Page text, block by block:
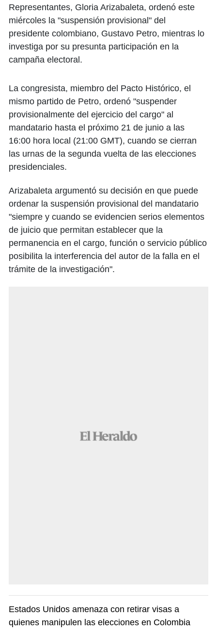
Representantes, Gloria Arizabaleta, ordenó este
miércoles la "suspensión provisional" del
presidente colombiano, Gustavo Petro, mientras lo
investiga por su presunta participación en la
campaña electoral.
La congresista, miembro del Pacto Histórico, el
mismo partido de Petro, ordenó "suspender
provisionalmente del ejercicio del cargo" al
mandatario hasta el próximo 21 de junio a las
16:00 hora local (21:00 GMT), cuando se cierran
las urnas de la segunda vuelta de las elecciones
presidenciales.
Arizabaleta argumentó su decisión en que puede
ordenar la suspensión provisional del mandatario
"siempre y cuando se evidencien serios elementos
de juicio que permitan establecer que la
permanencia en el cargo, función o servicio público
posibilita la interferencia del autor de la falla en el
trámite de la investigación".
Estados Unidos amenaza con retirar visas a
quienes manipulen las elecciones en Colombia